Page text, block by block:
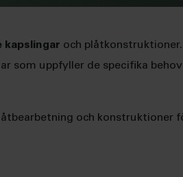
kapslingar och
som uppfyller de specifika
och konstruktioner